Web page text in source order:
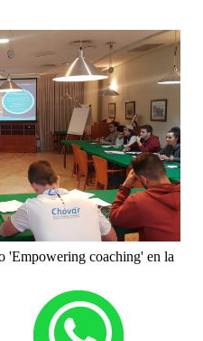
'Empowering coaching' en la